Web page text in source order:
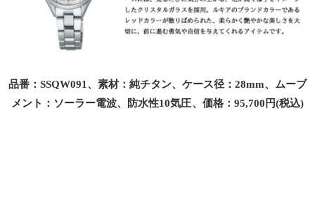
品番：SSQW091、素材：純チタン、ケース径：28mm、ムーブ
メント：ソーラー電波、防水性10気圧、価格：95,700円(税込)